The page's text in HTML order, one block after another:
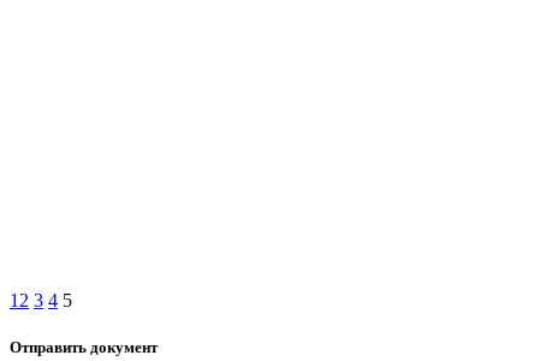
1 2 3 4 5
Отправить документ